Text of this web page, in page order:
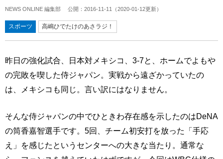
NEWS ONLINE 編集部 公開： 2016-11-11 （2020-01-12更新）
スポーツ 高嶋ひでたけのあさラジ！
昨日の強化試合、日本対メキシコ、3-7と、ホームでよもや
の完敗を喫した侍ジャパン。実戦から遠ざかっていたの
は、メキシコも同じ。言い訳にはなりません。
そんな侍ジャパンの中でひときわ存在感を示したのはDeNA
の筒香嘉智選手です。5回、チーム初安打を放った「手応
え」を感じたというセンターへの大きな当たり。通常な